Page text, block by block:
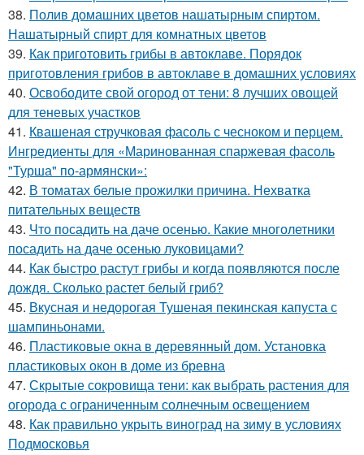
38. Полив домашних цветов нашатырным спиртом.
Нашатырный спирт для комнатных цветов
39. Как приготовить грибы в автоклаве. Порядок
приготовления грибов в автоклаве в домашних условиях
40. Освободите свой огород от тени: 8 лучших овощей
для теневых участков
41. Квашеная стручковая фасоль с чесноком и перцем.
Ингредиенты для «Маринованная спаржевая фасоль
"Турша" по-армянски»:
42. В томатах белые прожилки причина. Нехватка
питательных веществ
43. Что посадить на даче осенью. Какие многолетники
посадить на даче осенью луковицами?
44. Как быстро растут грибы и когда появляются после
дождя. Сколько растет белый гриб?
45. Вкусная и недорогая Тушеная пекинская капуста с
шампиньонами.
46. Пластиковые окна в деревянный дом. Установка
пластиковых окон в доме из бревна
47. Скрытые сокровища тени: как выбрать растения для
огорода с ограниченным солнечным освещением
48. Как правильно укрыть виноград на зиму в условиях
Подмосковья